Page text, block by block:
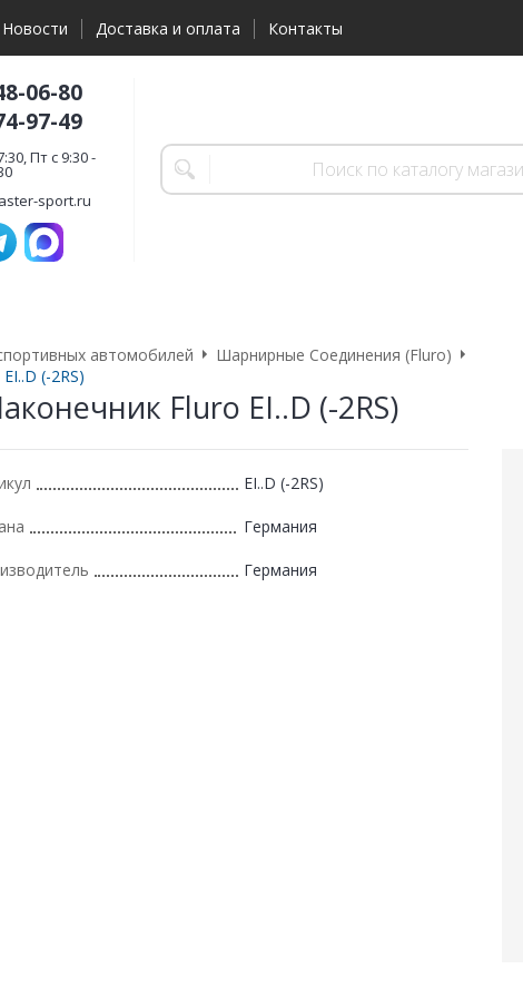
Новости Доставка и оплата Контакты
06-80
97-49
Пт с 9:30 -
sport.ru
автомобилей
Шарнирные Соединения (Fluro)
(-2RS)
Fluro EI..D (-2RS)
EI..D (-2RS)
Германия
Германия